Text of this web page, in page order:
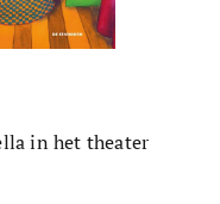
in het theater